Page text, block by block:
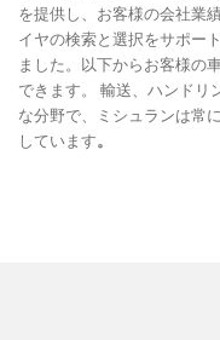
を提供し、お客様の会社業
イヤの検索と選択をサポー
ました。以下からお客様の
できます。 輸送、ハンドリ
な分野で、ミシュランは常
しています。